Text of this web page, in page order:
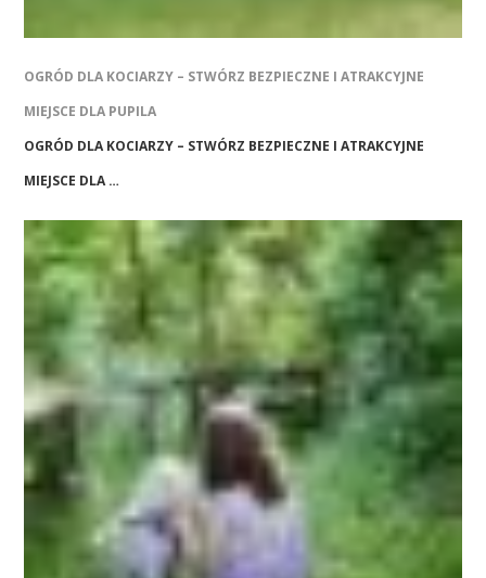
OGRÓD DLA KOCIARZY – STWÓRZ BEZPIECZNE I ATRAKCYJNE
MIEJSCE DLA PUPILA
OGRÓD DLA KOCIARZY – STWÓRZ BEZPIECZNE I ATRAKCYJNE
MIEJSCE DLA …